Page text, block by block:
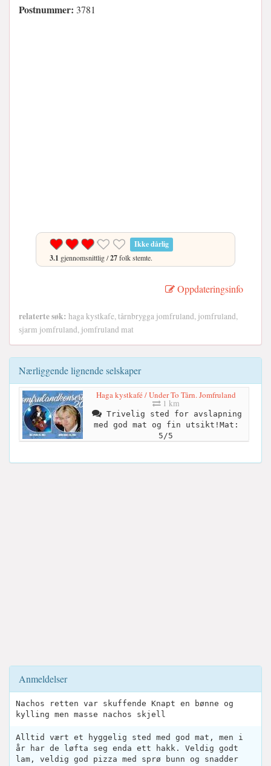
Postnummer: 3781
Ikke dårlig
3.1 gjennomsnittlig /27folk stemte.
Oppdateringsinfo
relaterte søk: haga kystkafe, tårnbrygga jomfruland, jomfruland,
sjarm jomfruland, jomfruland mat
Nærliggende lignende selskaper
Haga kystkafé / Under To Tårn. Jomfruland
1 km
Trivelig sted for avslapning
med god mat og fin utsikt!Mat:
5/5
Anmeldelser
Nachos retten var skuffende Knapt en bønne og
kylling men masse nachos skjell
Alltid vært et hyggelig sted med god mat, men i
år har de løfta seg enda ett hakk. Veldig godt
lam, veldig god pizza med sprø bunn og snadder